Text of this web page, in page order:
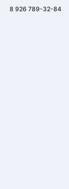
8 926 789-32-84